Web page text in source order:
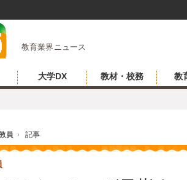
教育業界ニュース
大学DX 教材・校務 教
員 › 記事